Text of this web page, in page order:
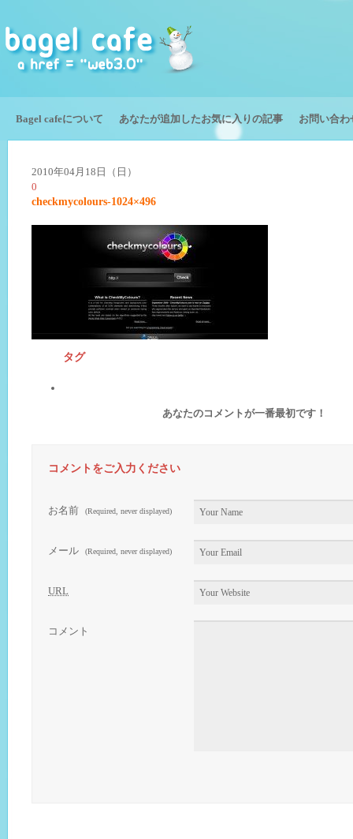
Bagel cafeについて あなたが追加したお気に入りの記事 お問い合わ
2010年04月18日（日）
0
checkmycolours-1024×496
タグ
あなたのコメントが一番最初です！
コメントをご入力ください
お名前 (Required, never displayed)
メール (Required, never displayed)
URL
コメント